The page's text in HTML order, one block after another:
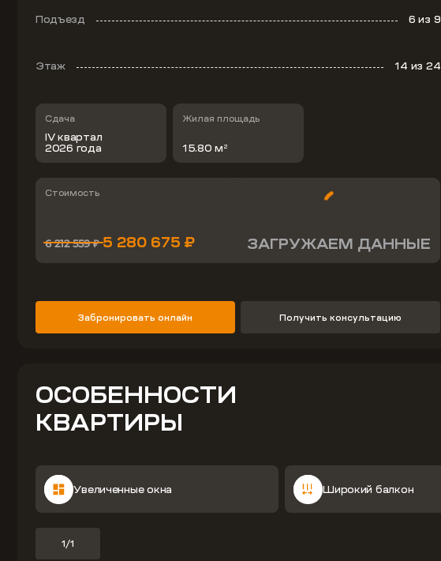
Подъезд 6из 9
Этаж 14 из 24
Сдача
IV квартал
2026 года
Жилая площадь
15.80 м 2
Стоимость
6 212 559 ₽5 280 675 ₽ ЗАГРУЖАЕМ ДАННЫЕ
Забронировать онлайн Получить консультацию
ОСОБЕННОСТИ
КВАРТИРЫ
Увеличенные окна Широкий балкон
1/1